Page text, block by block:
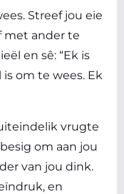
Streef jou eie
met ander te
en sê: “Ek is
om te wees. Ek
vrugte
om aan jou
van jou dink.
en